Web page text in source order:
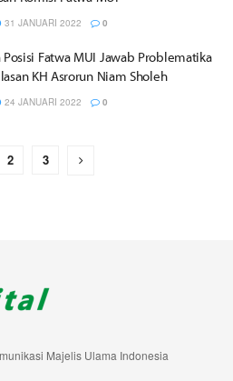
31 JANUARI 2022 0
Posisi Fatwa MUI Jawab Problematika
KH Asrorun Niam Sholeh
24 JANUARI 2022 0
2 3
Majelis Ulama Indonesia